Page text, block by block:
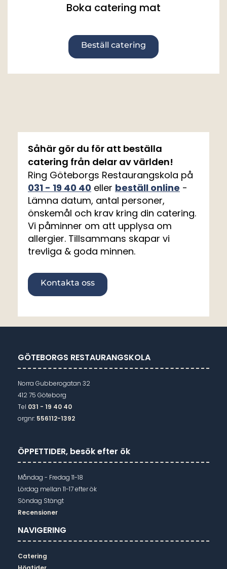
Boka catering mat
Beställ catering
Såhär gör du för att beställa
catering från delar av världen!
Ring Göteborgs Restaurangskola på
031 - 19 40 40 eller beställ online -
Lämna datum, antal personer,
önskemål och krav kring din catering.
Vi påminner om att upplysa om
allergier. Tillsammans skapar vi
trevliga & goda minnen.
Kontakta oss
GÖTEBORGS RESTAURANGSKOLA
Norra Gubberogatan 32
412 75 Göteborg
Tel 031 - 19 40 40
orgnr: 556112-1392
ÖPPETTIDER, besök efter ök
Måndag - Fredag 11-18
Lördag mellan 11-17 efter ök
Söndag Stängt
Recensioner
NAVIGERING
Catering